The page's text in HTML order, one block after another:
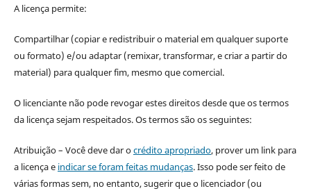
A licença permite:
Compartilhar (copiar e redistribuir o material em qualquer suporte
ou formato) e/ou adaptar (remixar, transformar, e criar a partir do
material) para qualquer fim, mesmo que comercial.
O licenciante não pode revogar estes direitos desde que os termos
da licença sejam respeitados. Os termos são os seguintes:
Atribuição – Você deve dar ocrédito apropriado, prover um link para
a licença e indicar se foram feitas mudanças. Isso pode ser feito de
várias formas sem, no entanto, sugerir que o licenciador (ou